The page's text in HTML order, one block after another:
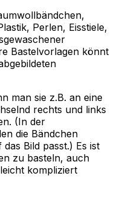
Perlen, Eisstiele,
Bastelvorlagen könnt
man sie z.B. an eine
rechts und links
(In der
die Bändchen
Bild passt.) Es ist
zu basteln, auch
kompliziert